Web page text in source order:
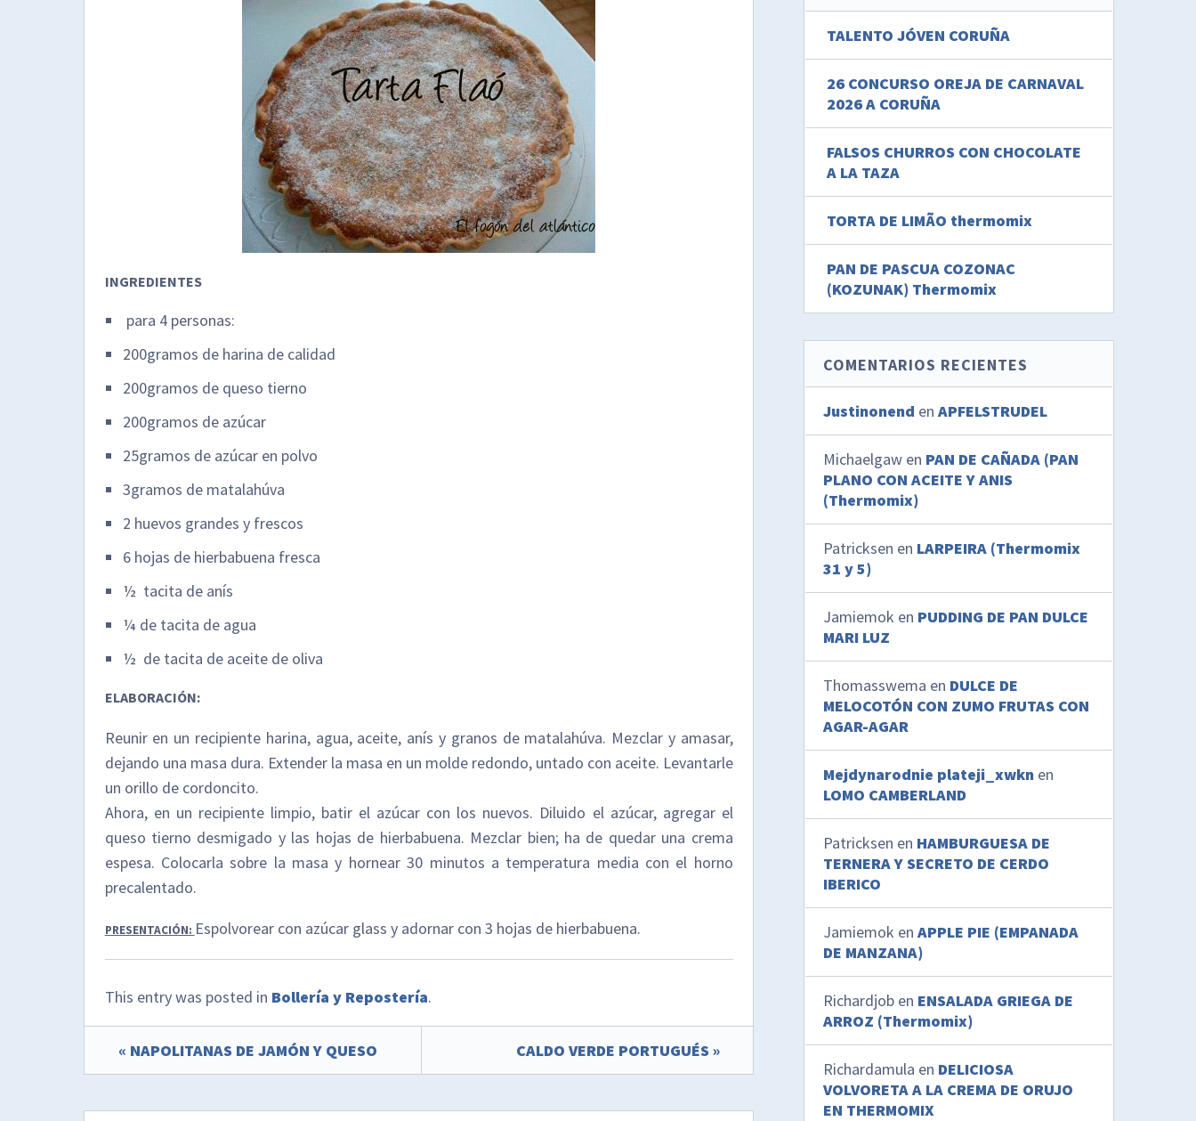
INGREDIENTES
para 4 personas:
200gramos de harina de calidad
200gramos de queso tierno
200gramos de azúcar
25gramos de azúcar en polvo
3gramos de matalahúva
2 huevos grandes y frescos
6 hojas de hierbabuena fresca
½ tacita de anís
¼ de tacita de agua
½ de tacita de aceite de oliva
ELABORACIÓN:
Reunir en un recipiente harina, agua, aceite, anís y granos de matalahúva. Mezclar y amasar,
dejando una masa dura. Extender la masa en un molde redondo, untado con aceite. Levantarle
un orillo de cordoncito.
Ahora, en un recipiente limpio, batir el azúcar con los nuevos. Diluido el azúcar, agregar el
queso tierno desmigado y las hojas de hierbabuena. Mezclar bien; ha de quedar una crema
espesa. Colocarla sobre la masa y hornear 30 minutos a temperatura media con el horno
precalentado.
PRESENTACIÓN: Espolvorear con azúcar glass y adornar con 3 hojas de hierbabuena.
This entry was posted in Bollería y Repostería.
« NAPOLITANAS DE JAMÓN Y QUESO CALDO VERDE PORTUGUÉS »
TALENTO JÓVEN CORUÑA
26 CONCURSO OREJA DE CARNAVAL
2026 A CORUÑA
FALSOS CHURROS CON CHOCOLATE
A LA TAZA
TORTA DE LIMÃO thermomix
PAN DE PASCUA COZONAC
(KOZUNAK) Thermomix
COMENTARIOS RECIENTES
Justinonend enAPFELSTRUDEL
Michaelgaw en PAN DE CAÑADA (PAN
PLANO CON ACEITE Y ANIS
(Thermomix)
Patricksen en LARPEIRA (Thermomix
31 y 5)
Jamiemok en PUDDING DE PAN DULCE
MARI LUZ
Thomasswema en DULCE DE
MELOCOTÓN CON ZUMO FRUTAS CON
AGAR-AGAR
Mejdynarodnie plateji_xwkn en
LOMO CAMBERLAND
Patricksen en HAMBURGUESA DE
TERNERA Y SECRETO DE CERDO
IBERICO
Jamiemok enAPPLE PIE (EMPANADA
DE MANZANA)
Richardjob en ENSALADA GRIEGA DE
ARROZ (Thermomix)
Richardamula en DELICIOSA
VOLVORETA A LA CREMA DE ORUJO
EN THERMOMIX